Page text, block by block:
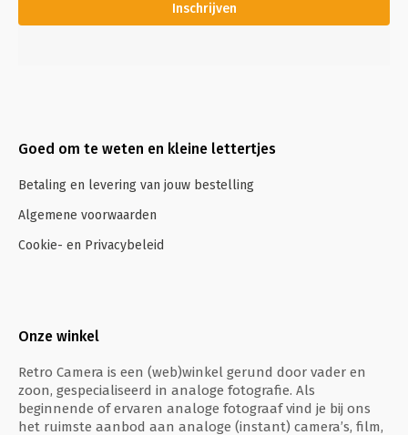
Inschrijven
Goed om te weten en kleine lettertjes
Betaling en levering van jouw bestelling
Algemene voorwaarden
Cookie- en Privacybeleid
Onze winkel
Retro Camera is een (web)winkel gerund door vader en
zoon, gespecialiseerd in analoge fotografie. Als
beginnende of ervaren analoge fotograaf vind je bij ons
het ruimste aanbod aan analoge (instant) camera’s, film,